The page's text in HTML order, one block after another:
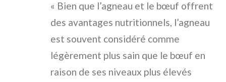
« Bien que l’agneau et le bœuf offrent
des avantages nutritionnels, l’agneau
est souvent considéré comme
légèrement plus sain que le bœuf en
raison de ses niveaux plus élevés